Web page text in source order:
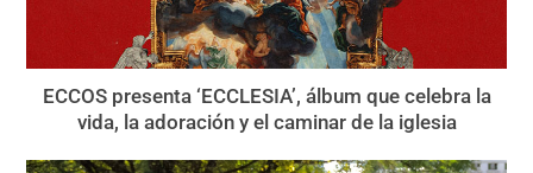
ECCOS presenta ‘ECCLESIA’, álbum que celebra la
vida, la adoración y el caminar de la iglesia